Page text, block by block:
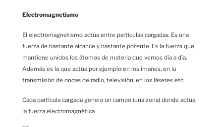
Electromagnetismo
El electromagnetismo actúa entre partículas cargadas. Es una
fuerza de bastante alcance y bastante potente. Es la fuerza que
mantiene unidos los átomos de materia que vemos día a día.
Además es la que actúa por ejemplo en los imanes, en la
transmisión de ondas de radio, televisión, en los láseres etc.
Cada partícula cargada genera un campo (una zona) donde actúa
la fuerza electromagnética